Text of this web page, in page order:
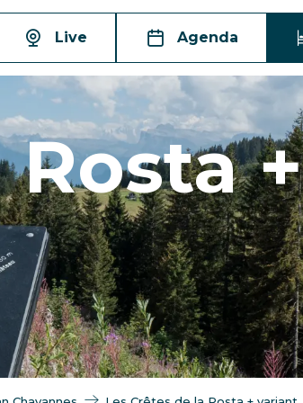
Live Agenda
+